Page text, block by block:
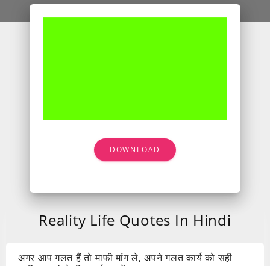
DOWNLOAD
Reality Life Quotes In Hindi
अगर आप गलत हैं तो माफी मांग ले, अपने गलत कार्य को सही